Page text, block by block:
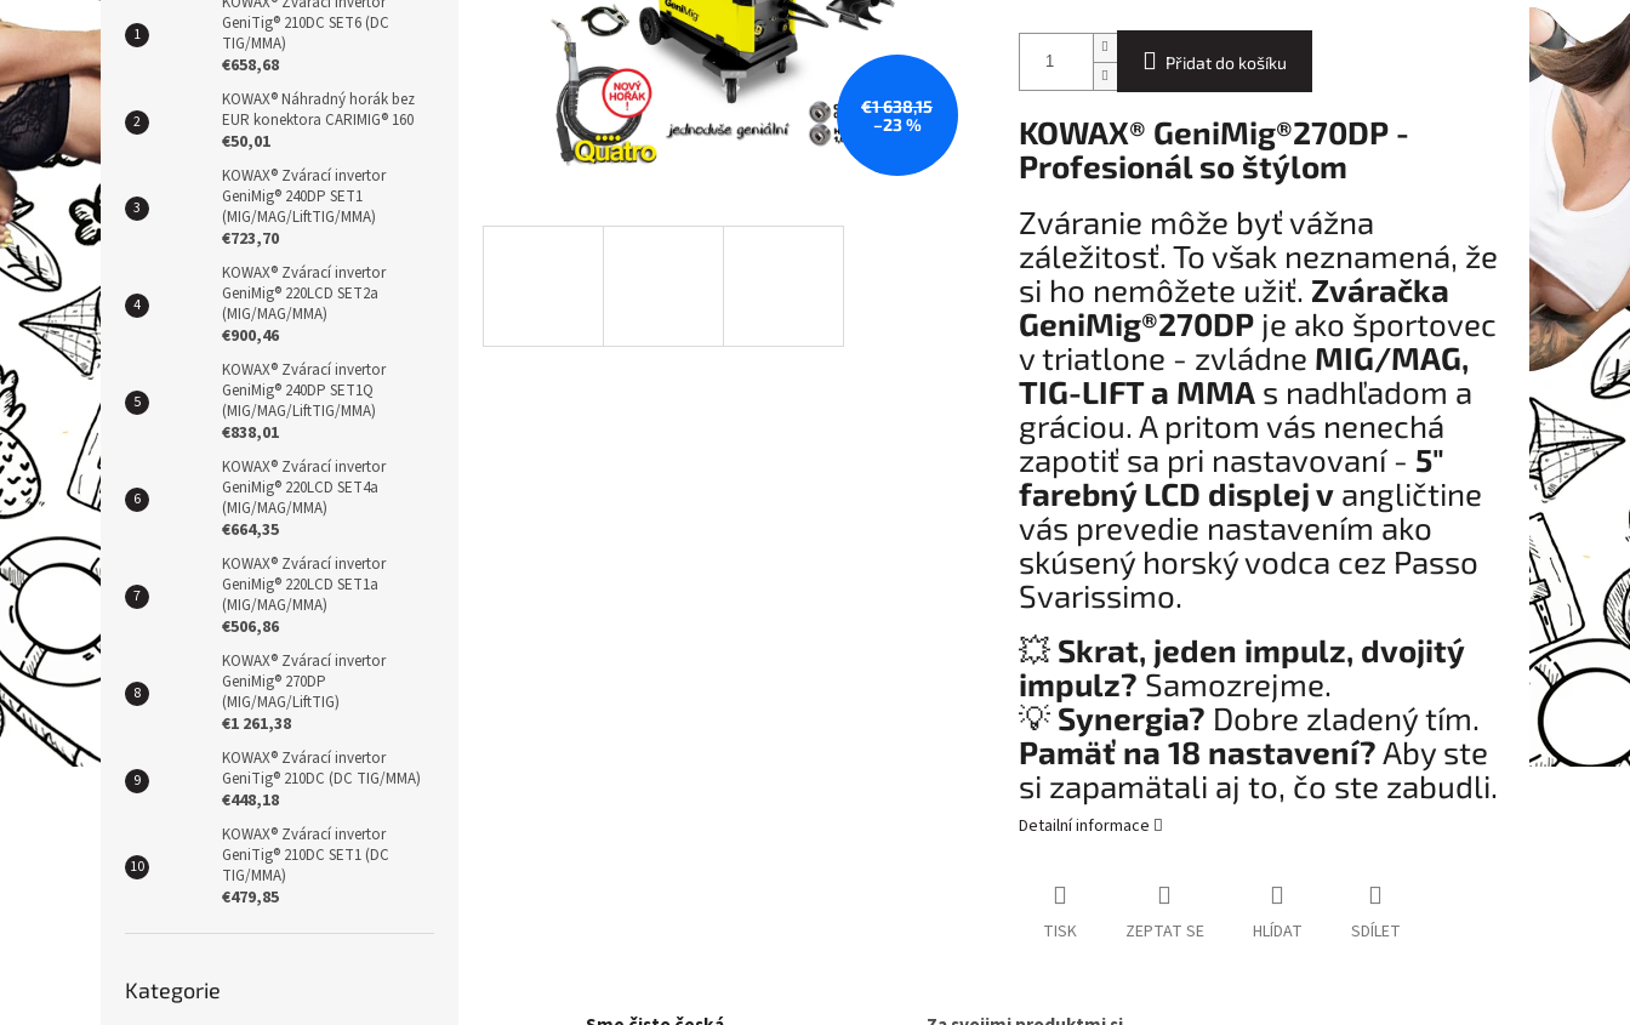
n
e
l
GeniTig® 210DC SET6 (DC
TIG/MMA)
€658,68
KOWAX® Náhradný horák bez
EUR konektora CARIMIG® 160
€50,01
KOWAX® Zvárací invertor
GeniMig® 240DP SET1
(MIG/MAG/LiftTIG/MMA)
€723,70
KOWAX® Zvárací invertor
GeniMig® 220LCD SET2a
(MIG/MAG/MMA)
€900,46
KOWAX® Zvárací invertor
GeniMig® 240DP SET1Q
(MIG/MAG/LiftTIG/MMA)
€838,01
KOWAX® Zvárací invertor
GeniMig® 220LCD SET4a
(MIG/MAG/MMA)
€664,35
KOWAX® Zvárací invertor
GeniMig® 220LCD SET1a
(MIG/MAG/MMA)
€506,86
KOWAX® Zvárací invertor
GeniMig® 270DP
(MIG/MAG/LiftTIG)
€1 261,38
KOWAX® Zvárací invertor
GeniTig® 210DC (DC TIG/MMA)
€448,18
KOWAX® Zvárací invertor
GeniTig® 210DC SET1 (DC
TIG/MMA)
€479,85
kategorie
Kategorie
€1 638,15
–23 %
Přidat do košíku
KOWAX® GeniMig®270DP -
Profesionál so štýlom
Zváranie môže byť vážna
záležitosť. To však neznamená, že
si ho nemôžete užiť. Zváračka
GeniMig®270DPje ako športovec
v triatlone - zvládne MIG/MAG,
TIG-LIFT a MMAs nadhľadom a
gráciou. A pritom vás nenechá
zapotiť sa pri nastavovaní - 5"
farebný LCD displej vangličtine
vás prevedie nastavením ako
skúsený horský vodca cez Passo
Svarissimo.
💥 Skrat, jeden impulz, dvojitý
impulz? Samozrejme.
💡 Synergia? Dobre zladený tím.
Pamäť na 18 nastavení?Aby ste
si zapamätali aj to, čo ste zabudli.
Detailní informace
TISK ZEPTAT SE HLÍDAT SDÍLET